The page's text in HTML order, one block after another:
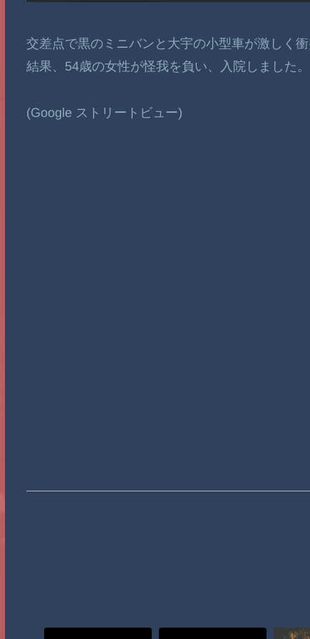
交差点で黒のミニバンと大宇の小型車が激しく
結果、54歳の女性が怪我を負い、入院しました。
(Google ストリートビュー)